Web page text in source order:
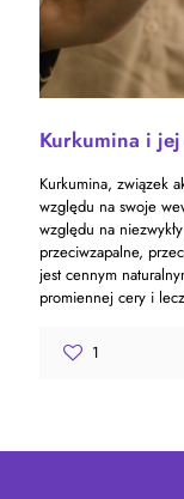
Kurkumina i
Kurkumina, związek
względu na swoje
względu na
przeciwzapalne,
jest cennym
promiennej cery i
1